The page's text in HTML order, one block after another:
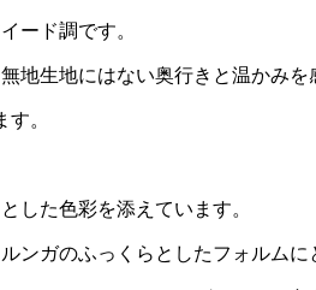
ード調です。
地生地にはない奥行きと温かみを
。
した色彩を添えています。
ガのふっくらとしたフォルムに